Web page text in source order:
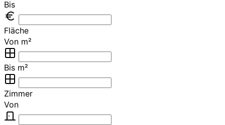
Bis
Fläche
Von m²
Bis m²
Zimmer
Von